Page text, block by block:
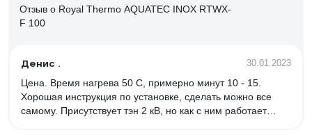
Отзыв о Royal Thermo AQUATEC INOX RTWX-
F 100
Денис . 30.01.2023
Цена. Время нагрева 50 С, примерно минут 10 - 15.
Хорошая инструкция по установке, сделать можно все
самому. Присутствует тэн 2 кВ, но как с ним работает